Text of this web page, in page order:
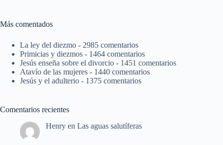
Más comentados
La ley del diezmo - 2985 comentarios
Primicias y diezmos - 1464 comentarios
Jesús enseña sobre el divorcio - 1451 comentarios
Atavío de las mujeres - 1440 comentarios
Jesús y el adulterio - 1375 comentarios
Comentarios recientes
Henry en Las aguas salutíferas